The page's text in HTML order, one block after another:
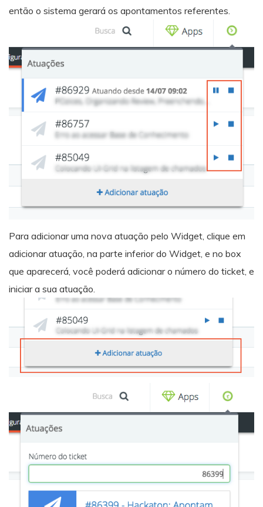
então o sistema gerará os apontamentos referentes.
Para adicionar uma nova atuação pelo Widget, clique em
adicionar atuação, na parte inferior do Widget, e no box
que aparecerá, você poderá adicionar o número do ticket, e
iniciar a sua atuação.